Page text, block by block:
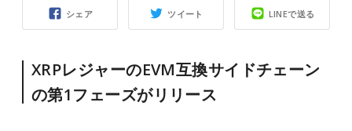
シェア ツイート LINEで送る
XRPレジャーのEVM互換サイドチェーン
の第1フェーズがリリース